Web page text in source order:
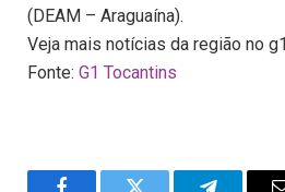
(DEAM – Araguaína).
Veja mais notícias da região no
Fonte: G1 Tocantins